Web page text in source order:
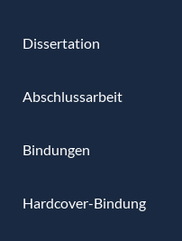
Dissertation
Abschlussarbeit
Bindungen
Hardcover-Bindung